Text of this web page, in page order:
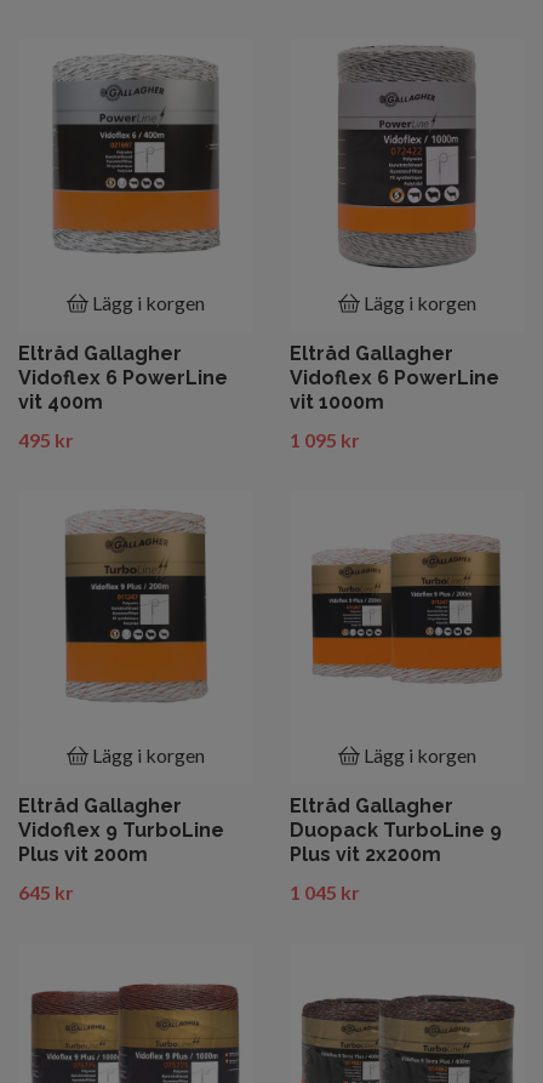
Lägg i korgen
Eltråd Gallagher
Vidoflex 6 PowerLine
vit 400m
495 kr
Lägg i korgen
Eltråd Gallagher
Vidoflex 6 PowerLine
vit 1000m
1 095 kr
Lägg i korgen
Eltråd Gallagher
Vidoflex 9 TurboLine
Plus vit 200m
645 kr
Lägg i korgen
Eltråd Gallagher
Duopack TurboLine 9
Plus vit 2x200m
1 045 kr